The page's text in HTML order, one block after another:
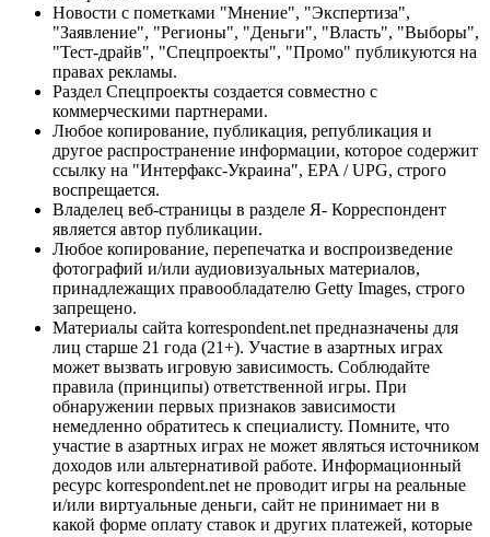
Новости с пометками "Мнение", "Экспертиза",
"Заявление", "Регионы", "Деньги", "Власть", "Выборы",
"Тест-драйв", "Спецпроекты", "Промо" публикуются на
правах рекламы.
Раздел Спецпроекты создается совместно с
коммерческими партнерами.
Любое копирование, публикация, републикация и
другое распространение информации, которое содержит
ссылку на "Интерфакс-Украина", EPA / UPG, строго
воспрещается.
Владелец веб-страницы в разделе Я- Корреспондент
является автор публикации.
Любое копирование, перепечатка и воспроизведение
фотографий и/или аудиовизуальных материалов,
принадлежащих правообладателю Getty Images, строго
запрещено.
Материалы сайта korrespondent.net предназначены для
лиц старше 21 года (21+). Участие в азартных играх
может вызвать игровую зависимость. Соблюдайте
правила (принципы) ответственной игры. При
обнаружении первых признаков зависимости
немедленно обратитесь к специалисту. Помните, что
участие в азартных играх не может являться источником
доходов или альтернативой работе. Информационный
ресурс korrespondent.net не проводит игры на реальные
и/или виртуальные деньги, сайт не принимает ни в
какой форме оплату ставок и других платежей, которые